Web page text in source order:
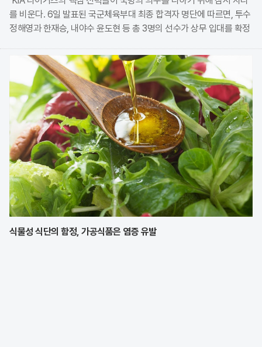
를 비운다. 6일 발표된 국군체육부대 최종 합격자 명단에 따르면, 투수
정해영과 한재승, 내야수 윤도현 등 총 3명의 선수가 상무 입대를 확정
을 보였으나, 최종적으로 구단과
식물성 식단의 함정, 가공식품은 염증 유발